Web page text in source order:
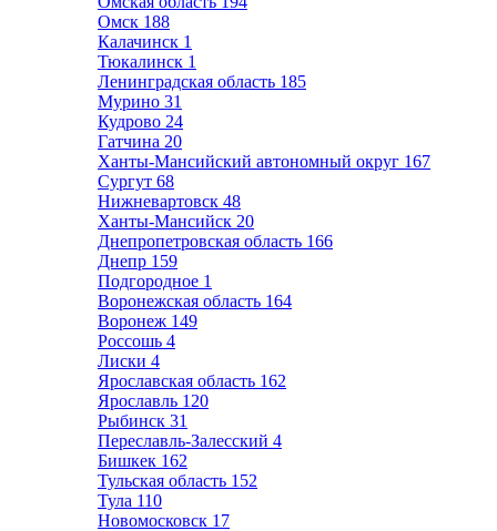
Омск 188
Калачинск 1
Тюкалинск 1
Ленинградская область 185
Мурино 31
Кудрово 24
Гатчина 20
Ханты-Мансийский автономный округ 167
Сургут 68
Нижневартовск 48
Ханты-Мансийск 20
Днепропетровская область 166
Днепр 159
Подгородное 1
Воронежская область 164
Воронеж 149
Россошь 4
Лиски 4
Ярославская область 162
Ярославль 120
Рыбинск 31
Переславль-Залесский 4
Бишкек 162
Тульская область 152
Тула 110
Новомосковск 17